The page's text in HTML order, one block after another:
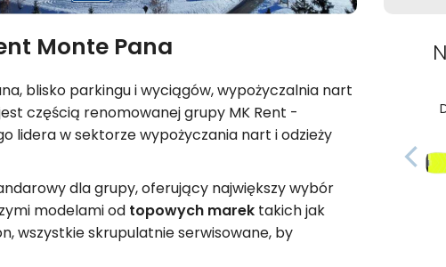
Monte Pana
blisko parkingu i wyciągów, wypożyczalnia nart
częścią renomowanej grupy MK Rent -
lidera w sektorze wypożyczania nart i odzieży
dla grupy, oferujący największy wybór
modelami od topowych marek takich jak
wszystkie skrupulatnie serwisowane, by